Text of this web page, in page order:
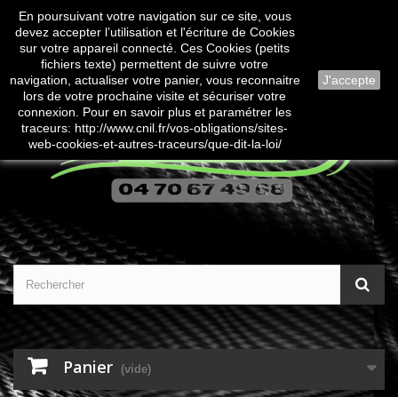
Contactez-nous
Panier (vide)
En poursuivant votre navigation sur ce site, vous
devez accepter l’utilisation et l'écriture de Cookies
sur votre appareil connecté. Ces Cookies (petits
fichiers texte) permettent de suivre votre
navigation, actualiser votre panier, vous reconnaitre
lors de votre prochaine visite et sécuriser votre
connexion. Pour en savoir plus et paramétrer les
traceurs: http://www.cnil.fr/vos-obligations/sites-
web-cookies-et-autres-traceurs/que-dit-la-loi/
J'accepte